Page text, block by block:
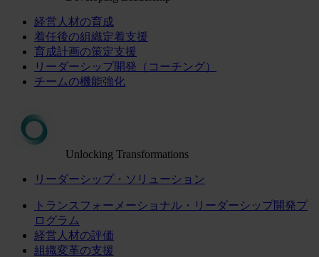
経営人材の育成
着任後の組織定着支援
育成計画の策定支援
リーダーシップ開発（コーチング）
チームの機能強化
Unlocking Transformations
リーダーシップ・ソリューション
トランスフォーメーショナル・リーダーシップ開発プ
ログラム
経営人材の評価
組織変革の支援